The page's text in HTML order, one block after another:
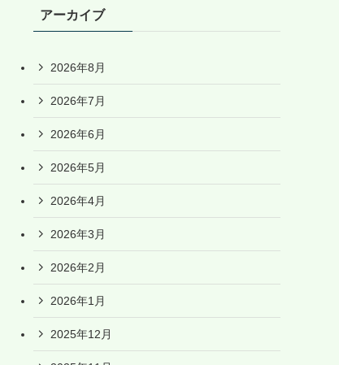
アーカイブ
2026年8月
2026年7月
2026年6月
2026年5月
2026年4月
2026年3月
2026年2月
2026年1月
2025年12月